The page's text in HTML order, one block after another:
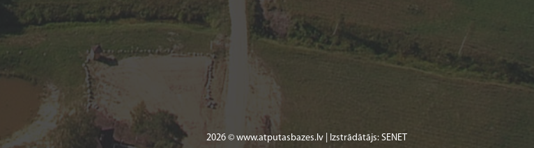
2026 © www.atputasbazes.lv | Izstrādātājs: SENET